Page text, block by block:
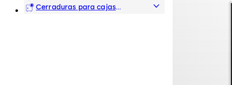
hotel
Cerraduras para cajas